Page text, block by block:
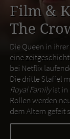
Film &
The
Die Queen in
eine
bei Netflix
Die dritte Staffel
Royal Familyist in
Rollen werden
dem Altern gefeit